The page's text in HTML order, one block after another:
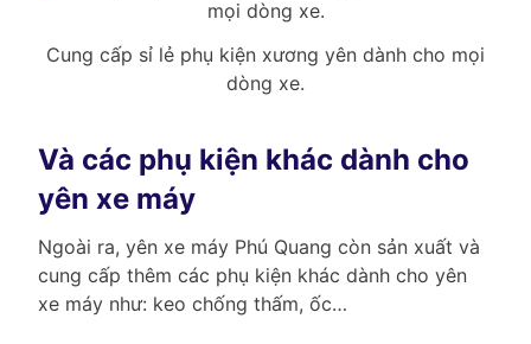
Cung cấp sỉ lẻ phụ kiện xương yên dành cho mọi
dòng xe.
Và các phụ kiện khác dành cho
yên xe máy
Ngoài ra, yên xe máy Phú Quang còn sản xuất và
cung cấp thêm các phụ kiện khác dành cho yên
xe máy như: keo chống thấm, ốc…